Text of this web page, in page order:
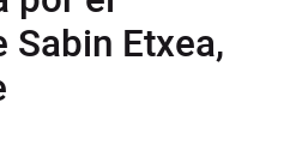
Etxea,